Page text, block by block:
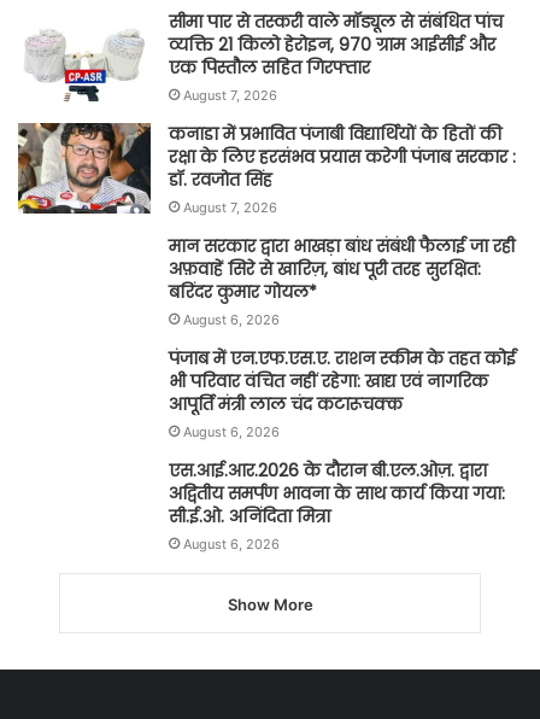
सीमा पार से तस्करी वाले मॉड्यूल से संबंधित पांच
व्यक्ति 21 किलो हेरोइन, 970 ग्राम आईसीई और
एक पिस्तौल सहित गिरफ्तार
August 7, 2026
कनाडा में प्रभावित पंजाबी विद्यार्थियों के हितों की
रक्षा के लिए हरसंभव प्रयास करेगी पंजाब सरकार :
डॉ. रवजोत सिंह
August 7, 2026
मान सरकार द्वारा भाखड़ा बांध संबंधी फैलाई जा रही
अफ़वाहें सिरे से खारिज़, बांध पूरी तरह सुरक्षित:
बरिंदर कुमार गोयल*
August 6, 2026
पंजाब में एन.एफ.एस.ए. राशन स्कीम के तहत कोई
भी परिवार वंचित नहीं रहेगा: खाद्य एवं नागरिक
आपूर्ति मंत्री लाल चंद कटारूचक्क
August 6, 2026
एस.आई.आर.2026 के दौरान बी.एल.ओज़. द्वारा
अद्वितीय समर्पण भावना के साथ कार्य किया गया:
सी.ई.ओ. अनिंदिता मित्रा
August 6, 2026
Show More